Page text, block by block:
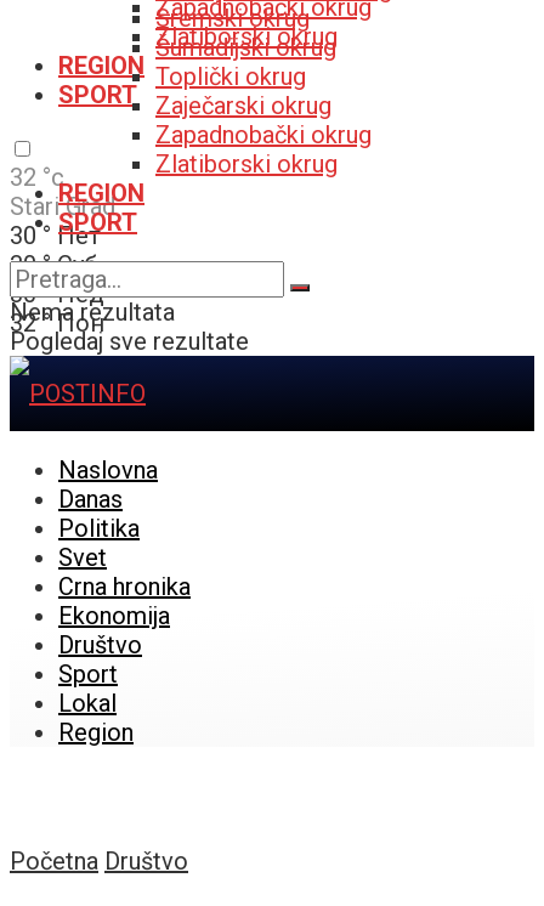
Zapadnobački okrug
Zlatiborski okrug
REGION
SPORT
32 °c
Stari Grad
30 ° Пет
30 ° Суб
30 ° Нед
32 ° Пон
Sremski okrug
Šumadijski okrug
Toplički okrug
Zaječarski okrug
Zapadnobački okrug
Zlatiborski okrug
REGION
SPORT
Nema rezultata
Pogledaj sve rezultate
Naslovna
Danas
Politika
Svet
Crna hronika
Ekonomija
Društvo
Sport
Lokal
Region
Početna Društvo